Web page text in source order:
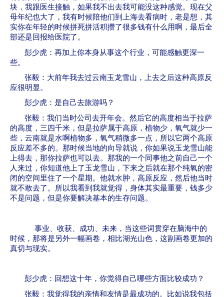
块，我跟医生接触，如果我不出去我可能没这种感觉。现在父
母年纪也大了，我有时候陪他们到上海去看病时，老是想，其
实你在年轻的时候拼死拼活积攒了很多钱有什么用啊，最后全
部还是回报给医院了。
彭少虎：再加上你本身从事这个行业，可能感触更深一
些。
张毅：大前年我去过云南玉龙雪山，上去之后这种高原反
应很明显。
彭少虎：是自己去旅游吗？
张毅：我们当时公司去开年会。然后它的高度相当于拉萨
的高度，三四千米，但是拉萨属于高原，植物少，氧气就少一
些，云南就是水啊植物多，氧气稍微多一点，所以它两个高原
反应差不多的。那时候当地的向导就说，你如果说玉龙雪山能
上得去，那你拉萨也可以去。那我的一个同事他之前自己一个
人来过，你知道他上了玉龙雪山，下来之后就在那个纯氧的密
闭的空间里住了一个星期。他就水肿，高原反应，然后他当时
就不敢去了。所以我看到我就觉得，身体其实最重要，钱多少
不是问题，但是你要解决基本的生存问题。
事业、收获、成功、未来，当这些词贯穿在脑海中的
时候，那将是另外一幅画卷，相比湖光山色，这副画卷更加的
真切与现实。
彭少虎：回想这十年，你觉得自己哪些方面比较成功？
张毅：我觉得我的亲情和友情是最成功的。比如说我包括